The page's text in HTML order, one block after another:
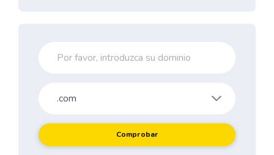
Comprobar